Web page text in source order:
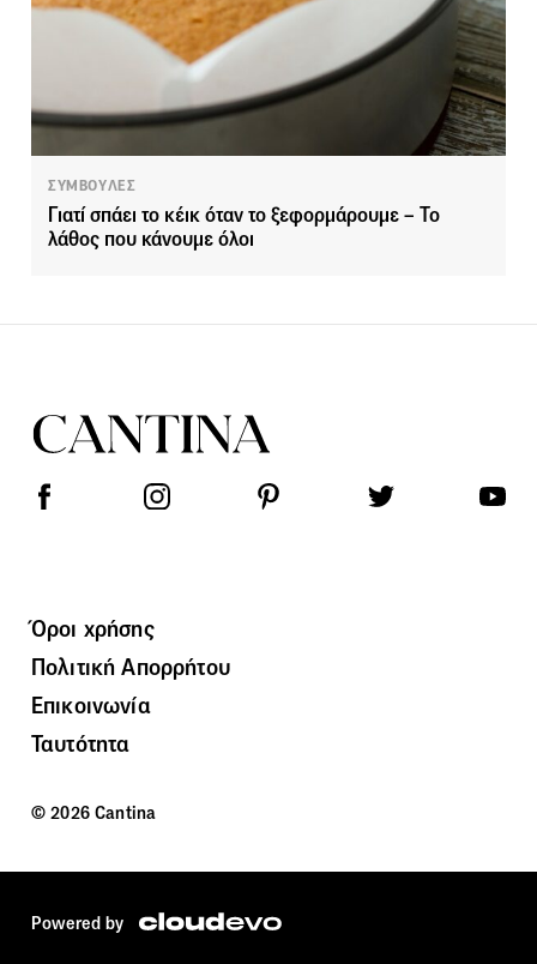
ΣΥΜΒΟΥΛΕΣ
Γιατί σπάει το κέικ όταν το ξεφορμάρουμε – Το
λάθος που κάνουμε όλοι
Όροι χρήσης
Πολιτική Απορρήτου
Επικοινωνία
Ταυτότητα
© 2026 Cantina
Powered by